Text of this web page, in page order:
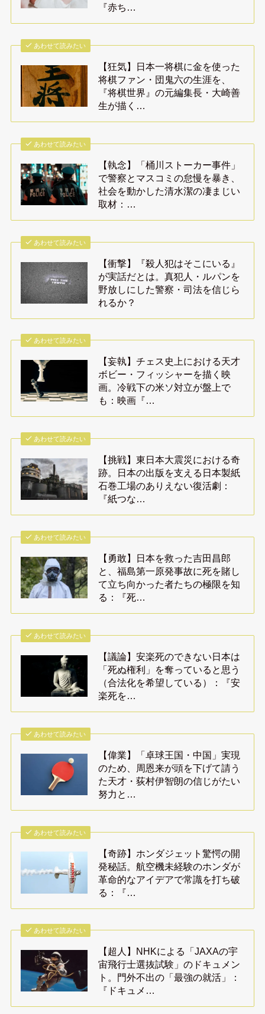
『赤ち…
あわせて読みたい
【狂気】日本一将棋に金を使った
将棋ファン・団鬼六の生涯を、
『将棋世界』の元編集長・大崎善
生が描く…
あわせて読みたい
【執念】「桶川ストーカー事件」
で警察とマスコミの怠慢を暴き、
社会を動かした清水潔の凄まじい
取材：…
あわせて読みたい
【衝撃】『殺人犯はそこにいる』
が実話だとは。真犯人・ルパンを
野放しにした警察・司法を信じら
れるか？
あわせて読みたい
【妄執】チェス史上における天才
ボビー・フィッシャーを描く映
画。冷戦下の米ソ対立が盤上で
も：映画『…
あわせて読みたい
【挑戦】東日本大震災における奇
跡。日本の出版を支える日本製紙
石巻工場のありえない復活劇：
『紙つな…
あわせて読みたい
【勇敢】日本を救った吉田昌郎
と、福島第一原発事故に死を賭し
て立ち向かった者たちの極限を知
る：『死…
あわせて読みたい
【議論】安楽死のできない日本は
「死ぬ権利」を奪っていると思う
（合法化を希望している）：『安
楽死を…
あわせて読みたい
【偉業】「卓球王国・中国」実現
のため、周恩来が頭を下げて請う
た天才・荻村伊智朗の信じがたい
努力と…
あわせて読みたい
【奇跡】ホンダジェット驚愕の開
発秘話。航空機未経験のホンダが
革命的なアイデアで常識を打ち破
る：『…
あわせて読みたい
【超人】NHKによる「JAXAの宇
宙飛行士選抜試験」のドキュメン
ト。門外不出の「最強の就活」：
『ドキュメ…